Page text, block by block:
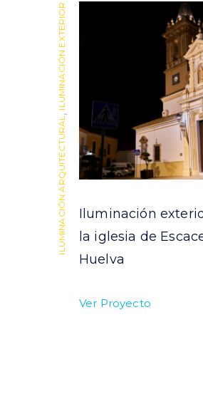
ILUMINACIÓN ARQUITECTURAL
,
ILUMINACIÓN EXTERIOR
Iluminación
la iglesia de
Huelva
Ver Proyecto